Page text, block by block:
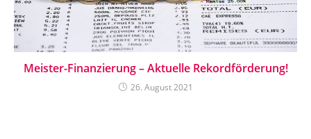
Meister-Finanzierung – Aktuelle Rekordförderung!
26. August 2021